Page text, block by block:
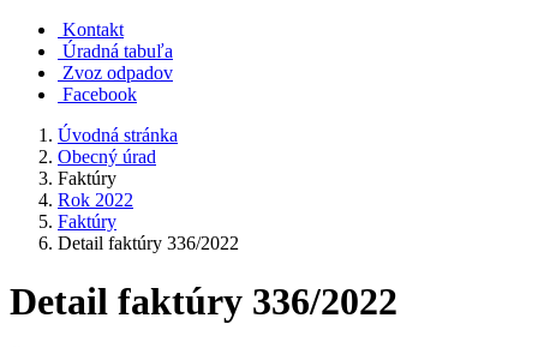
Kontakt
Úradná tabuľa
Zvoz odpadov
Facebook
Úvodná stránka
Obecný úrad
Faktúry
Rok 2022
Faktúry
Detail faktúry 336/2022
Detail faktúry 336/2022